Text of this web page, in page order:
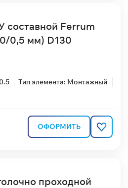
составной Ferrum
0,5 мм) D130
Тип элемента: Монтажный
ОФОРМИТЬ
проходной